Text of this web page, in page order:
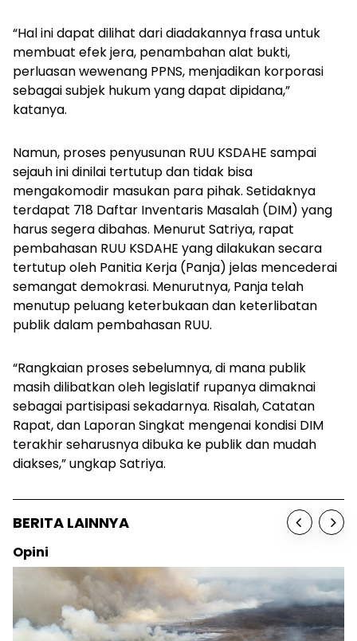
“Hal ini dapat dilihat dari diadakannya frasa untuk
membuat efek jera, penambahan alat bukti,
perluasan wewenang PPNS, menjadikan korporasi
sebagai subjek hukum yang dapat dipidana,”
katanya.
Namun, proses penyusunan RUU KSDAHE sampai
sejauh ini dinilai tertutup dan tidak bisa
mengakomodir masukan para pihak. Setidaknya
terdapat 718 Daftar Inventaris Masalah (DIM) yang
harus segera dibahas. Menurut Satriya, rapat
pembahasan RUU KSDAHE yang dilakukan secara
tertutup oleh Panitia Kerja (Panja) jelas mencederai
semangat demokrasi. Menurutnya, Panja telah
menutup peluang keterbukaan dan keterlibatan
publik dalam pembahasan RUU.
“Rangkaian proses sebelumnya, di mana publik
masih dilibatkan oleh legislatif rupanya dimaknai
sebagai partisipasi sekadarnya. Risalah, Catatan
Rapat, dan Laporan Singkat mengenai kondisi DIM
terakhir seharusnya dibuka ke publik dan mudah
diakses,” ungkap Satriya.
BERITA LAINNYA
Opini